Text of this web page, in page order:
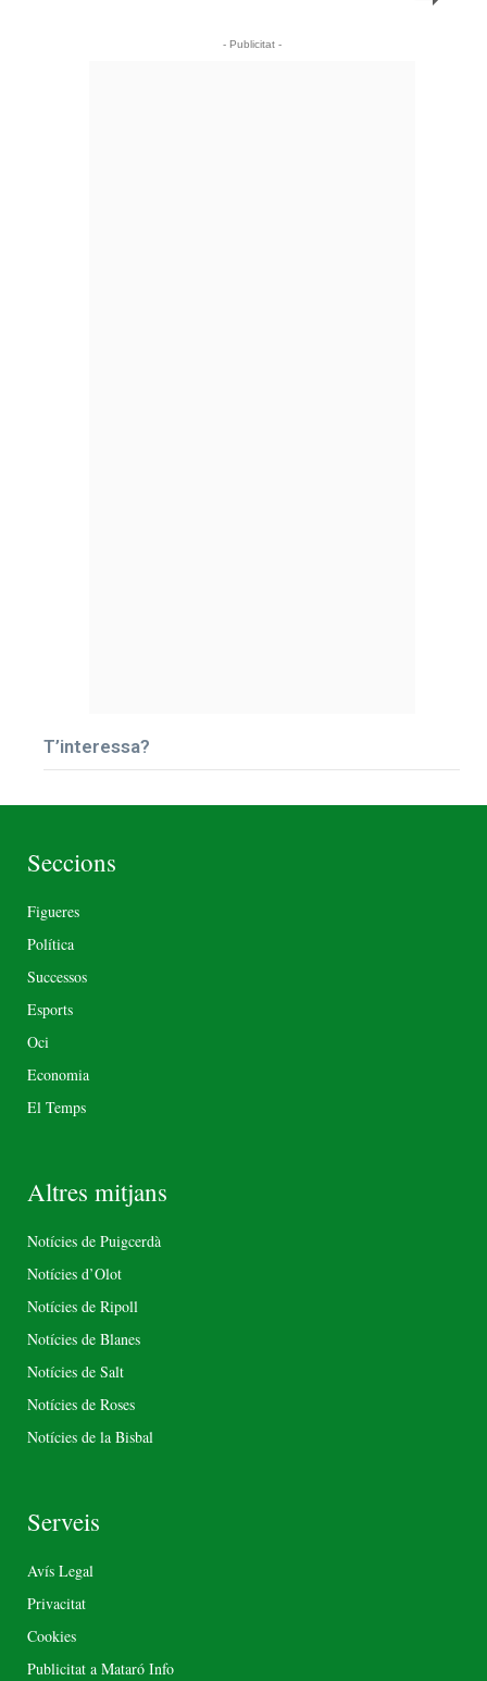
- Publicitat -
T’interessa?
Seccions
Figueres
Política
Successos
Esports
Oci
Economia
El Temps
Altres mitjans
Notícies de Puigcerdà
Notícies d’Olot
Notícies de Ripoll
Notícies de Blanes
Notícies de Salt
Notícies de Roses
Notícies de la Bisbal
Serveis
Avís Legal
Privacitat
Cookies
Publicitat a Mataró Info